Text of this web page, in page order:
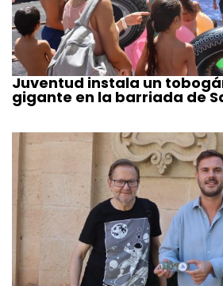
Juventud instala un
gigante en la barriada de